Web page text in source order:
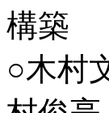
構築
○木村